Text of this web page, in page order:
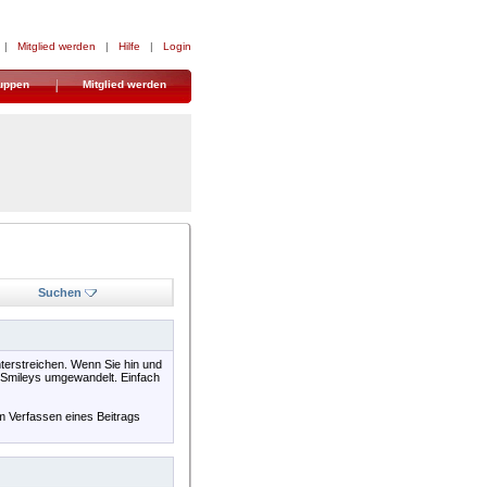
| Mitglied werden | Hilfe | Login
Mitglied werden
Suchen
Wenn Sie hin und
umgewandelt. Einfach
Verfassen eines Beitrags